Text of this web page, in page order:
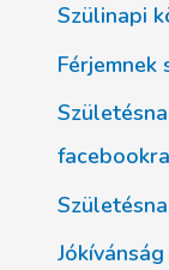
Szülinapi
Férjemnek
facebookra